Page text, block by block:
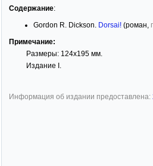
Содержание:
Gordon R. Dickson. Dorsai! (роман,
Примечание:
Размеры: 124х195 мм.
Издание I.
Информация об издании предоставлена: